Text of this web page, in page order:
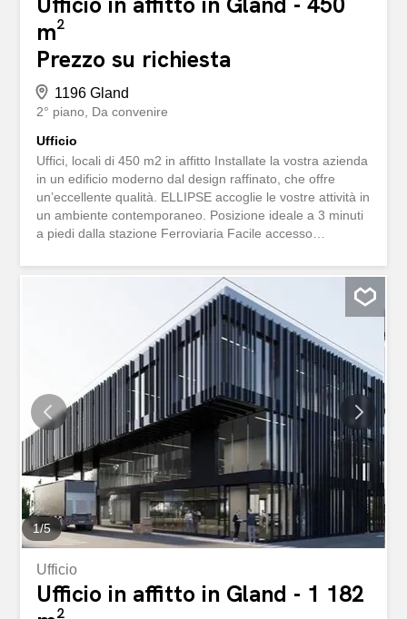
m²
Prezzo su richiesta
1196 Gland
2° piano
Da convenire
Ufficio
Uffici, locali di 450 m2 in affitto Installate la vostra azienda
in un edificio moderno dal design raffinato, che offre
un’eccellente qualità. ELLIPSE accoglie le vostre attività in
un ambiente contemporaneo. Posizione ideale a 3 minuti
a piedi dalla stazione Ferroviaria Facile accesso
parcheggio Piano di 450 m2 Ammobiliamento moderno e
modulabile Sale conferenze Servizio di ristorazione
Spazio catering Fibra ottica Disponibilità: Immediata
Prezzo e dossier completo su richiesta Bureaux, locaux
de 450 m2 à louer Installez votre entreprise dans un
immeuble moderne au design soigné, offrant un excellent
standing. ELLIPSE accueille vos activités dans un
environnement contemporain. Situation idéale à 3
minutes à pied de la gare Accès à l'autoroute facile à 5
minutes Nombreuses places de parking Plateau de 450
m2 Aménagements modernes et modulables Salles de
conférences Service de restauration Espace catering
Fibre...
1/5
Ufficio
Ufficio in affitto in Gland - 1 182